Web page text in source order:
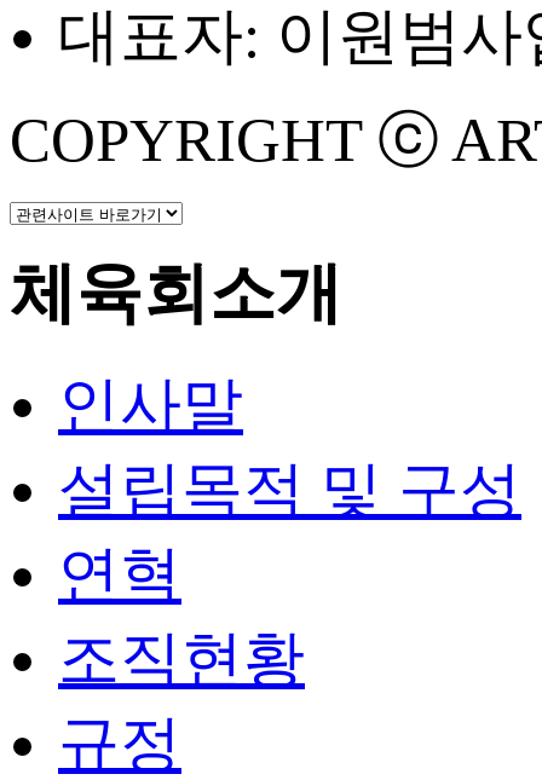
대표자: 이원범사
COPYRIGHT ⓒ
체육회소개
인사말
설립목적 및 구성
연혁
조직현황
규정